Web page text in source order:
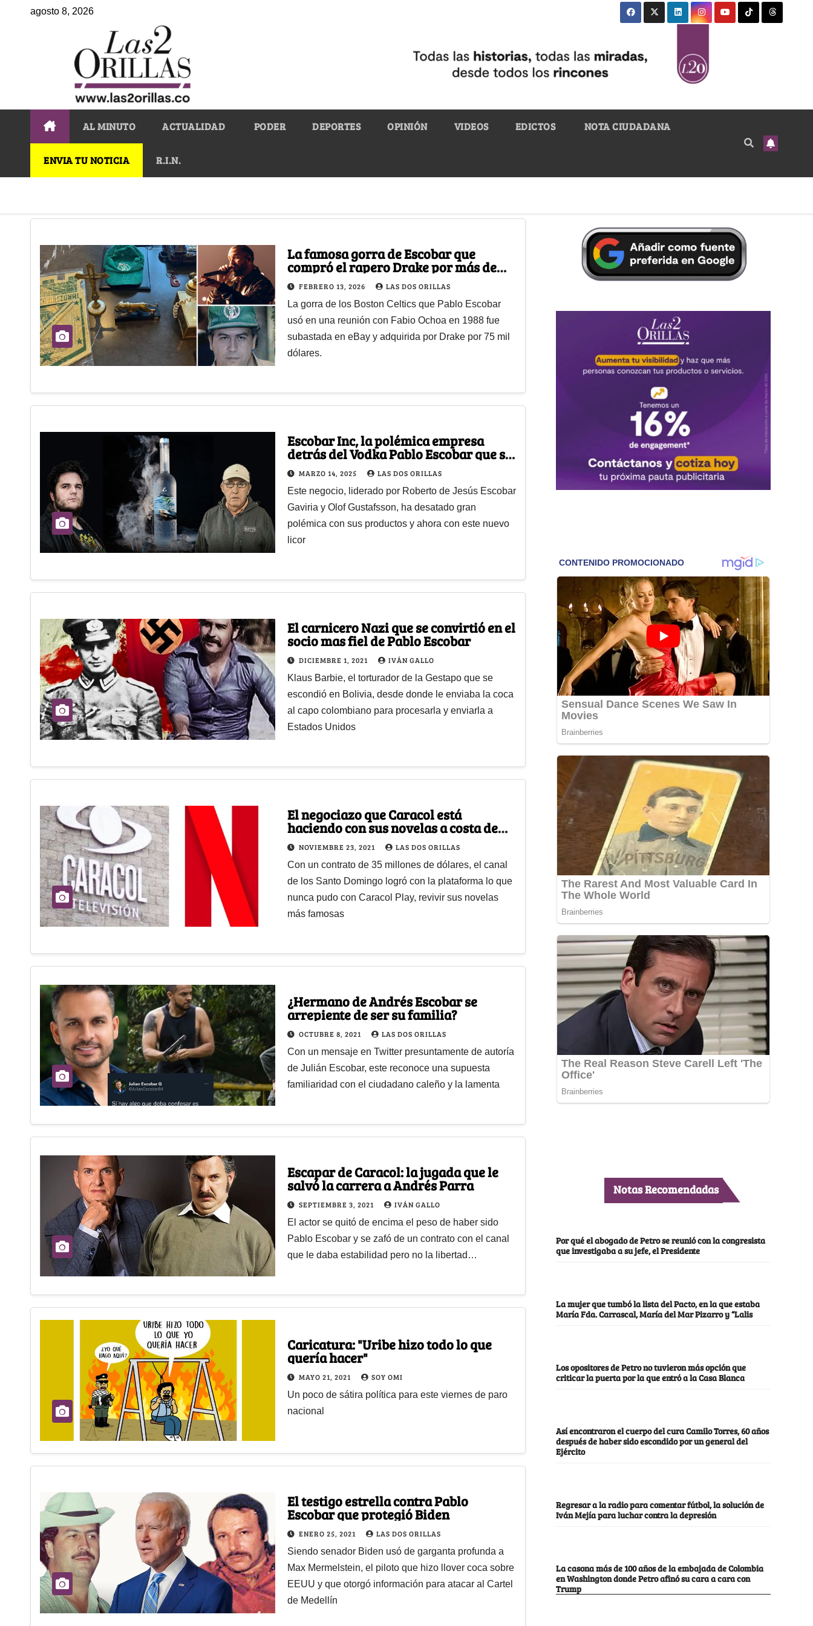
agosto 8, 2026
AL MINUTO ACTUALIDAD PODER DEPORTES OPINIÓN VIDEOS EDICTOS NOTA CIUDADANA
ENVIA TU NOTICIA R.I.N.
La famosa gorra de Escobar que
compró el rapero Drake por más de
$275 millones
FEBRERO 13, 2026 LAS DOS ORILLAS
La gorra de los Boston Celtics que Pablo Escobar
usó en una reunión con Fabio Ochoa en 1988 fue
subastada en eBay y adquirida por Drake por 75 mil
dólares.
Escobar Inc, la polémica empresa
detrás del Vodka Pablo Escobar que se
lanzó en región de Italia
MARZO 14, 2025 LAS DOS ORILLAS
Este negocio, liderado por Roberto de Jesús Escobar
Gaviria y Olof Gustafsson, ha desatado gran
polémica con sus productos y ahora con este nuevo
licor
El carnicero Nazi que se convirtió en el
socio mas fiel de Pablo Escobar
DICIEMBRE 1, 2021 IVÁN GALLO
Klaus Barbie, el torturador de la Gestapo que se
escondió en Bolivia, desde donde le enviaba la coca
al capo colombiano para procesarla y enviarla a
Estados Unidos
El negociazo que Caracol está
haciendo con sus novelas a costa de
Netflix
NOVIEMBRE 23, 2021 LAS DOS ORILLAS
Con un contrato de 35 millones de dólares, el canal
de los Santo Domingo logró con la plataforma lo que
nunca pudo con Caracol Play, revivir sus novelas
más famosas
¿Hermano de Andrés Escobar se
arrepiente de ser su familia?
OCTUBRE 8, 2021 LAS DOS ORILLAS
Con un mensaje en Twitter presuntamente de autoría
de Julián Escobar, este reconoce una supuesta
familiaridad con el ciudadano caleño y la lamenta
Escapar de Caracol: la jugada que le
salvó la carrera a Andrés Parra
SEPTIEMBRE 3, 2021 IVÁN GALLO
El actor se quitó de encima el peso de haber sido
Pablo Escobar y se zafó de un contrato con el canal
que le daba estabilidad pero no la libertad…
Caricatura: "Uribe hizo todo lo que
quería hacer"
MAYO 21, 2021 SOY OMI
Un poco de sátira política para este viernes de paro
nacional
El testigo estrella contra Pablo
Escobar que protegió Biden
ENERO 25, 2021 LAS DOS ORILLAS
Siendo senador Biden usó de garganta profunda a
Max Mermelstein, el piloto que hizo llover coca sobre
EEUU y que otorgó información para atacar al Cartel
de Medellín
Notas Recomendadas
Por qué el abogado de Petro se reunió con la congresista
que investigaba a su jefe, el Presidente
La mujer que tumbó la lista del Pacto, en la que estaba
María Fda. Carrascal, María del Mar Pizarro y “Lalis
Los opositores de Petro no tuvieron más opción que
criticar la puerta por la que entró a la Casa Blanca
Así encontraron el cuerpo del cura Camilo Torres, 60 años
después de haber sido escondido por un general del
Ejército
Regresar a la radio para comentar fútbol, la solución de
Iván Mejía para luchar contra la depresión
La casona más de 100 años de la embajada de Colombia
en Washington donde Petro afinó su cara a cara con
Trump